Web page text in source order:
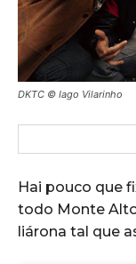
DKTC © Iago Vilarinho
Hai pouco que
todo Monte
liárona tal que